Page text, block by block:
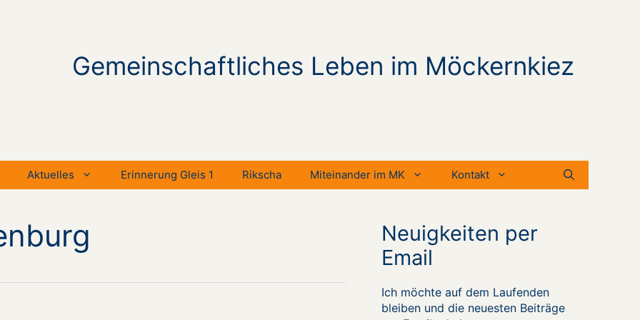
Gemeinschaftliches Leben im Möckernkiez
Aktuelles Erinnerung Gleis 1 Rikscha Miteinander im MK Kontakt
Neuigkeiten per
Email
Ich möchte auf dem Laufenden
bleiben und die neuesten Beiträge